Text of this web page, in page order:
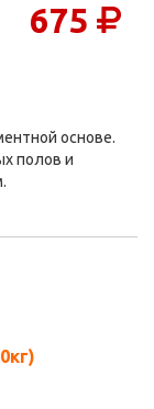
675
основе.
полов и